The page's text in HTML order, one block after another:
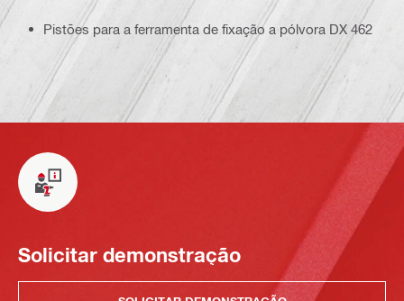
Pistões para a ferramenta de fixação a pólvora DX 462
Solicitar demonstração